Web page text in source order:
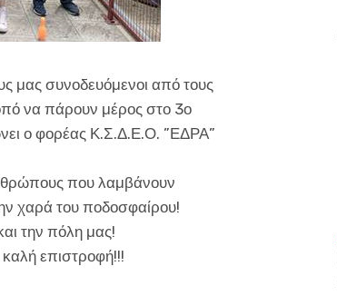
μας συνοδευόμενοι από τους
να πάρουν μέρος στο 3ο
ο φορέας Κ.Σ.Δ.Ε.Ο. ”ΕΔΡΑ”
που λαμβάνουν
χαρά του ποδοσφαίρου!
την πόλη μας!
επιστροφή!!!